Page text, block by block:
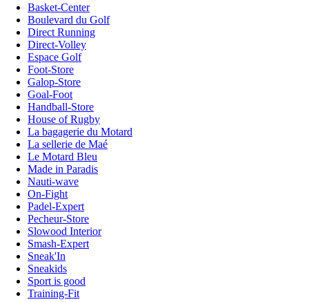
Basket-Center
Boulevard du Golf
Direct Running
Direct-Volley
Espace Golf
Foot-Store
Galop-Store
Goal-Foot
Handball-Store
House of Rugby
La bagagerie du Motard
La sellerie de Maé
Le Motard Bleu
Made in Paradis
Nauti-wave
On-Fight
Padel-Expert
Pecheur-Store
Slowood Interior
Smash-Expert
Sneak'In
Sneakids
Sport is good
Training-Fit